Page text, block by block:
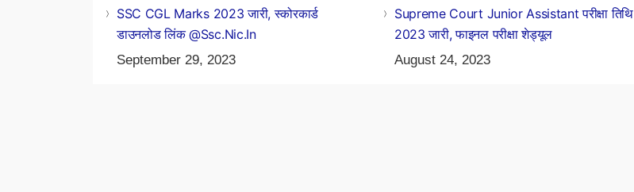
SSC CGL Marks 2023 जारी, स्कोरकार्ड
डाउनलोड लिंक @ssc.nic.in
September 29, 2023
Supreme Court Junior Assistant परीक्षा तिथि
2023 जारी, फाइनल परीक्षा शेड्यूल
August 24, 2023